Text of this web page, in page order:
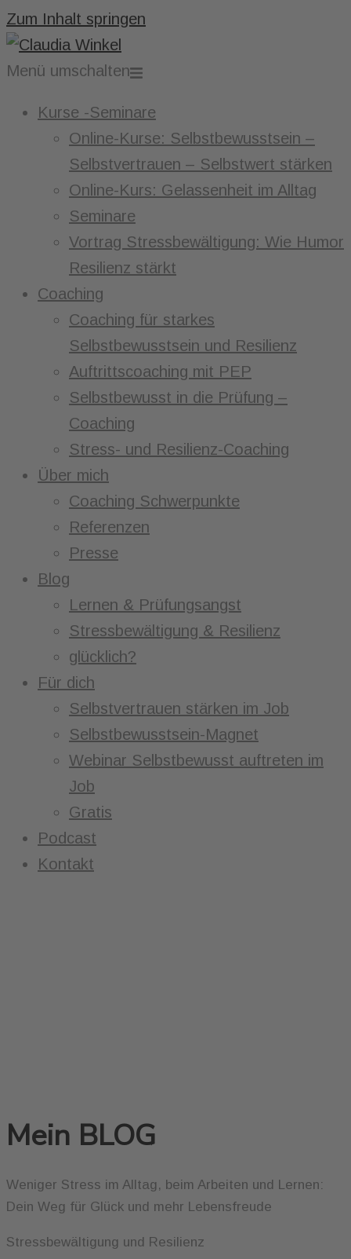
Zum Inhalt springen
Menü umschalten
Kurse -Seminare
Online-Kurse: Selbstbewusstsein –
Selbstvertrauen – Selbstwert stärken
Online-Kurs: Gelassenheit im Alltag
Seminare
Vortrag Stressbewältigung: Wie Humor
Resilienz stärkt
Coaching
Coaching für starkes
Selbstbewusstsein und Resilienz
Auftrittscoaching mit PEP
Selbstbewusst in die Prüfung –
Coaching
Stress- und Resilienz-Coaching
Über mich
Coaching Schwerpunkte
Referenzen
Presse
Blog
Lernen & Prüfungsangst
Stressbewältigung & Resilienz
glücklich?
Für dich
Selbstvertrauen stärken im Job
Selbstbewusstsein-Magnet
Webinar Selbstbewusst auftreten im
Job
Gratis
Podcast
Kontakt
Mein BLOG
Weniger Stress im Alltag, beim Arbeiten und Lernen:
Dein Weg für Glück und mehr Lebensfreude
Stressbewältigung und Resilienz